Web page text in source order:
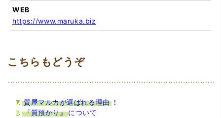
WEB
https://www.maruka.biz
質屋マルカが選ばれる理由！
『質預かり』 について